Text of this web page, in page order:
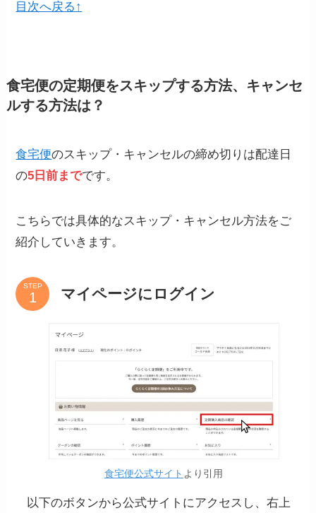
目次へ戻る↑
食宅便の定期便をスキップする方法、キャンセ
ルする方法は？
食宅便のスキップ・キャンセルの締め切りは配達日
の5日前までです。
こちらでは具体的なスキップ・キャンセル方法をご
紹介していきます。
STEP マイページにログイン
食宅便公式サイト より引用
以下のボタンから公式サイトにアクセスし、右上